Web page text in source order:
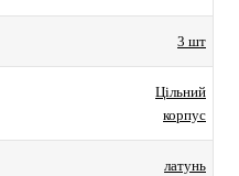
3 шт
Цільний
корпус
латунь